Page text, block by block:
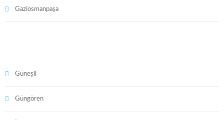
Gaziosmanpaşa
Güneşli
Güngören